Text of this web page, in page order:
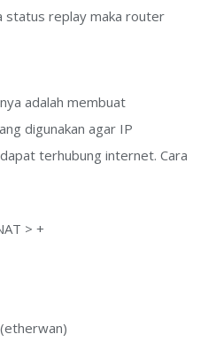
status replay maka router
adalah membuat
digunakan agar IP
terhubung internet. Cara
> +